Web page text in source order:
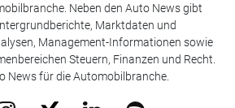
Neben den Auto News gibt
Marktdaten und
Management-Informationen sowie
Steuern, Finanzen und Recht.
News für die Automobilbranche.